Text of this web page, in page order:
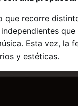
que recorre
Esta vez, la
y estéticas.